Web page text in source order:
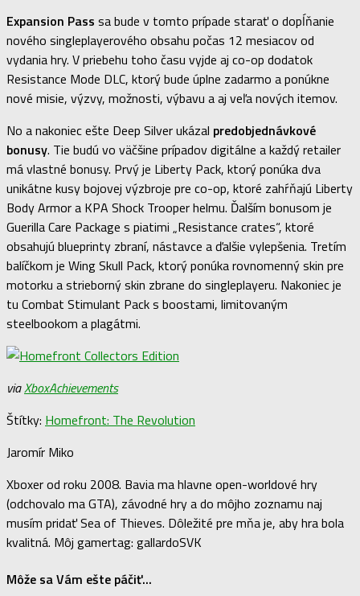
Expansion Pass sa bude v tomto prípade starať o dopĺňanie
nového singleplayerového obsahu počas 12 mesiacov od
vydania hry. V priebehu toho času vyjde aj co-op dodatok
Resistance Mode DLC, ktorý bude úplne zadarmo a ponúkne
nové misie, výzvy, možnosti, výbavu a aj veľa nových itemov.
No a nakoniec ešte Deep Silver ukázal predobjednávkové
bonusy. Tie budú vo väčšine prípadov digitálne a každý retailer
má vlastné bonusy. Prvý je Liberty Pack, ktorý ponúka dva
unikátne kusy bojovej výzbroje pre co-op, ktoré zahŕňajú Liberty
Body Armor a KPA Shock Trooper helmu. Ďalším bonusom je
Guerilla Care Package s piatimi „Resistance crates“, ktoré
obsahujú blueprinty zbraní, nástavce a ďalšie vylepšenia. Tretím
balíčkom je Wing Skull Pack, ktorý ponúka rovnomenný skin pre
motorku a strieborný skin zbrane do singleplayeru. Nakoniec je
tu Combat Stimulant Pack s boostami, limitovaným
steelbookom a plagátmi.
viaXboxAchievements
Štítky: Homefront: The Revolution
Jaromír Miko
Xboxer od roku 2008. Bavia ma hlavne open-worldové hry
(odchovalo ma GTA), závodné hry a do môjho zoznamu naj
musím pridať Sea of Thieves. Dôležité pre mňa je, aby hra bola
kvalitná. Môj gamertag: gallardoSVK
Môže sa Vám ešte páčiť...